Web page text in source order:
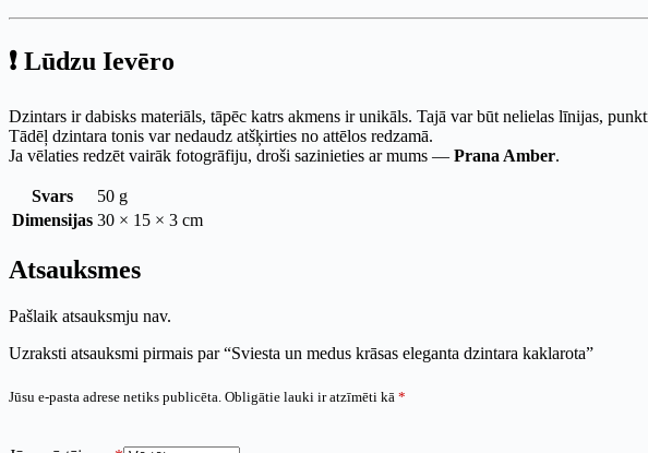
❗ Lūdzu Ievēro
Dzintars ir dabisks materiāls, tāpēc katrs akmens ir unikāls. Tajā var būt nelielas līnijas,
Tādēļ dzintara tonis var nedaudz atšķirties no attēlos redzamā.
Ja vēlaties redzēt vairāk fotogrāfiju, droši sazinieties ar mums — Prana Amber.
Svars
50 g
Dimensijas 30 × 15 × 3 cm
Atsauksmes
Pašlaik atsauksmju nav.
Uzraksti atsauksmi pirmais par “Sviesta un medus krāsas eleganta dzintara kaklarota”
Jūsu e-pasta adrese netiks publicēta. Obligātie lauki ir atzīmēti kā *